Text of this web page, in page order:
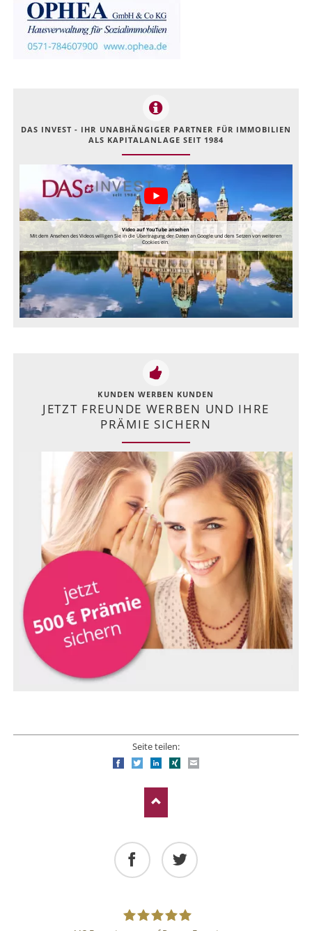
DAS INVEST - IHR UNABHÄNGIGER PARTNER FÜR IMMOBILIEN
ALS KAPITALANLAGE SEIT 1984
Video auf YouTube ansehen
Mit dem Ansehen des Videos willigen Sie in die Übertragung der Daten an Google und dem Setzen von weiteren
Cookies ein.
KUNDEN WERBEN KUNDEN
JETZT FREUNDE WERBEN UND IHRE
PRÄMIE SICHERN
Seite teilen:
FacebookTwitterLinkedIn
Xing